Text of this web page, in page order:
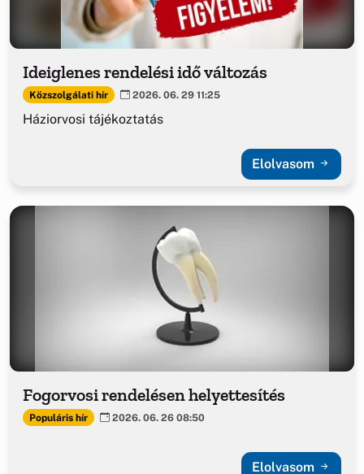
Ideiglenes rendelési idő változás
Közszolgálati hír 2026. 06. 29 11:25
Háziorvosi tájékoztatás
Elolvasom
Fogorvosi rendelésen helyettesítés
Populáris hír 2026. 06. 26 08:50
Elolvasom